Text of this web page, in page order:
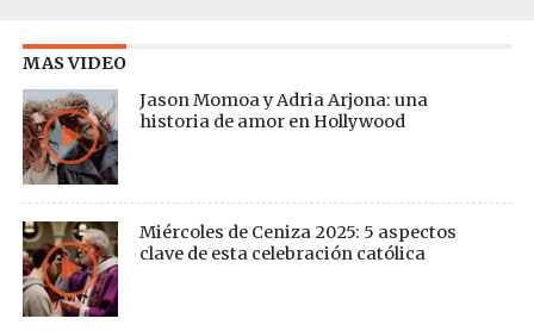
MAS VIDEO
Jason Momoa y Adria Arjona: una
historia de amor en Hollywood
Miércoles de Ceniza 2025: 5 aspectos
clave de esta celebración católica